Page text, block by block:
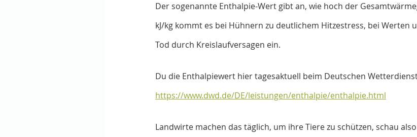
Der sogenannte Enthalpie-Wert gibt an, wie hoch der
kJ/kg kommt es bei Hühnern zu deutlichem Hitzestress, bei Werten
Tod durch Kreislaufversagen ein.
Du die Enthalpiewert hier tagesaktuell beim Deutschen
https://www.dwd.de/DE/leistungen/enthalpie/enthalpie.html
Landwirte machen das täglich, um ihre Tiere zu schützen, schau